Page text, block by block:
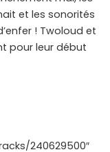
et les sonorités
! Twoloud et
pour leur début
240629500″